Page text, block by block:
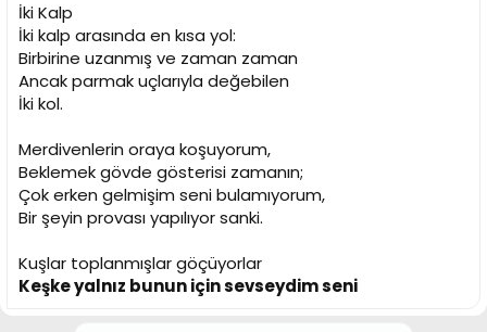
İki Kalp
İki kalp arasında en kısa yol:
Birbirine uzanmış ve zaman zaman
Ancak parmak uçlarıyla değebilen
İki kol.
Merdivenlerin oraya koşuyorum,
Beklemek gövde gösterisi zamanın;
Çok erken gelmişim seni bulamıyorum,
Bir şeyin provası yapılıyor sanki.
Kuşlar toplanmışlar göçüyorlar
Keşke yalnız bunun için sevseydim seni